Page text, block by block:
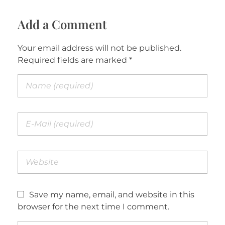
Add a Comment
Your email address will not be published.
Required fields are marked *
Save my name, email, and website in this
browser for the next time I comment.